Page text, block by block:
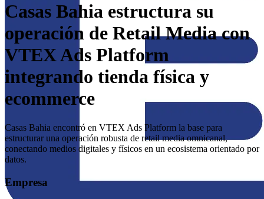
Casas Bahia estructura su
operación de Retail Media con
VTEX Ads Platform
integrando tienda física y
ecommerce
Casas Bahia encontró en VTEX Ads Platform la base para
estructurar una operación robusta de retail media omnicanal,
conectando medios digitales y físicos en un ecosistema orientado por
datos.
Empresa